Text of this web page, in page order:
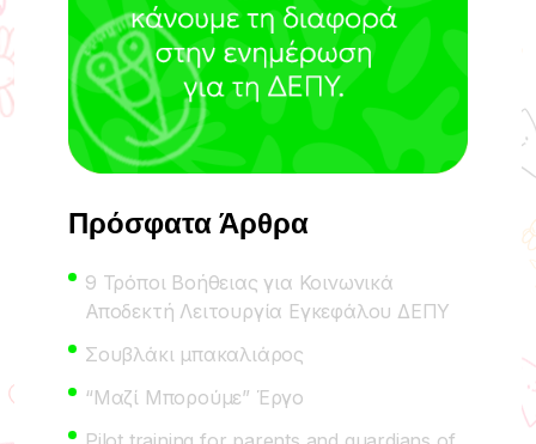
Πρόσφατα Άρθρα
9 Τρόποι Βοήθειας για Κοινωνικά
Αποδεκτή Λειτουργία Εγκεφάλου ΔΕΠΥ
Σουβλάκι μπακαλιάρος
“Μαζί Μπορούμε” Έργο